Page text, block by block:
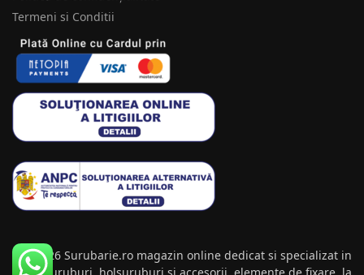
Termeni si Conditii
© 2026 Surubarie.ro magazin online dedicat si specializat in
suruburi, holsuruburi si accesorii, elemente de fixare, la